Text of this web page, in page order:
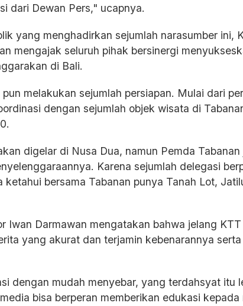
dari Dewan Pers," ucapnya.
yang menghadirkan sejumlah narasumber ini,
mengajak seluruh pihak bersinergi
di Bali.
melakukan sejumlah persiapan. Mulai dari
dengan sejumlah objek wisata di
digelar di Nusa Dua, namun Pemda
Karena sejumlah delegasi
ketahui bersama Tabanan punya Tanah Lot,
Iwan Darmawan mengatakan bahwa jelang
yang akurat dan terjamin kebenarannya
dengan mudah menyebar, yang terdahsyat itu
bisa berperan memberikan edukasi